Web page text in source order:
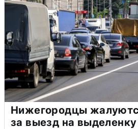
Нижегородцы
за выезд на выделенку